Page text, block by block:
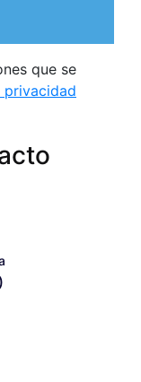
que se